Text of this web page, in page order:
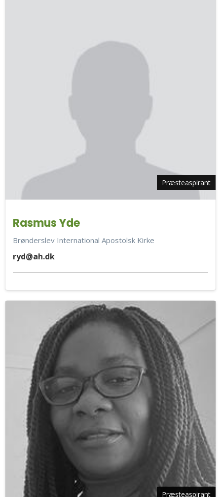
Præsteaspirant
Rasmus Yde
Brønderslev International Apostolsk Kirke
ryd@ah.dk
Præsteaspirant